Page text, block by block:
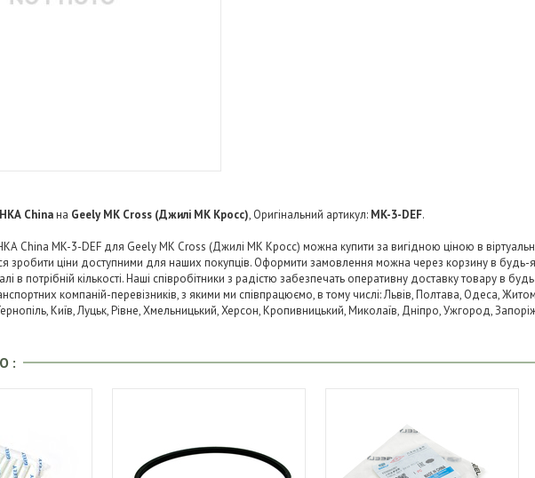
Chinaна Geely MK Cross (Джилі МК Кросс), Оригінальний артикул: MK-3-DEF.
China MK-3-DEF для Geely MK Cross (Джилі МК Кросс) можна купити за вигідною ціною в
зробити ціни доступними для наших покупців. Оформити замовлення можна через корзину в
в потрібній кількості. Наші співробітники з радістю забезпечать оперативну доставку товару в
компаній-перевізників, з якими ми співпрацюємо, в тому числі: Львів, Полтава, Одеса,
Київ, Луцьк, Рівне, Хмельницький, Херсон, Кропивницький, Миколаїв, Дніпро, Ужгород,
: